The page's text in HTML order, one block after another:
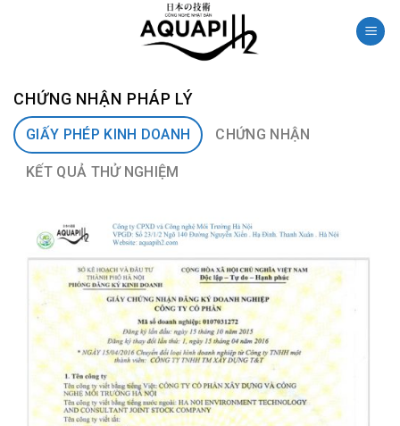
CHỨNG NHẬN PHÁP LÝ
GIẤY PHÉP KINH DOANH CHỨNG NHẬN
KẾT QUẢ THỬ NGHIỆM